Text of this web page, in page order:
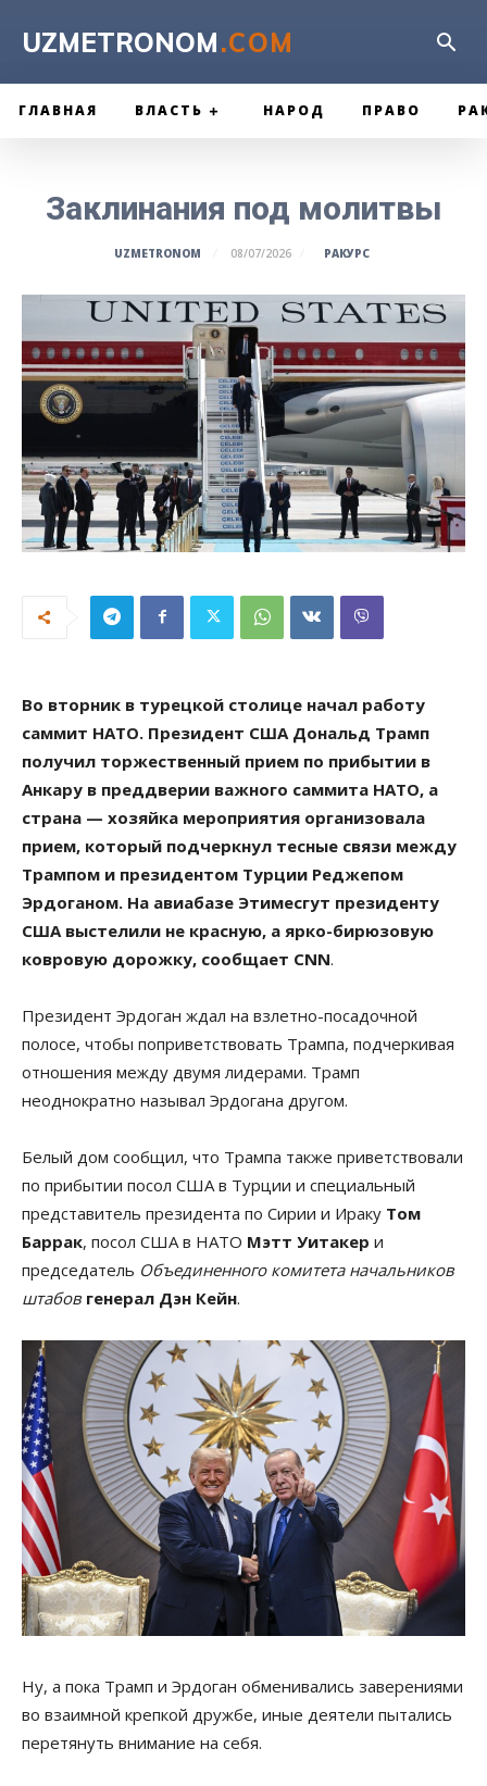
UZMETRONOM.COM
ГЛАВНАЯ ВЛАСТЬ НАРОД ПРАВО
Заклинания под молитвы
UZMETRONOM 08/07/2026 РАКУРС
Во вторник в турецкой столице начал работу
саммит НАТО. Президент США Дональд Трамп
получил торжественный прием по прибытии в
Анкару в преддверии важного саммита НАТО, а
страна — хозяйка мероприятия организовала
прием, который подчеркнул тесные связи между
Трампом и президентом Турции Реджепом
Эрдоганом. На авиабазе Этимесгут президенту
США выстелили не красную, а ярко-бирюзовую
ковровую дорожку, сообщает CNN.
Президент Эрдоган ждал на взлетно-посадочной
полосе, чтобы поприветствовать Трампа, подчеркивая
отношения между двумя лидерами. Трамп
неоднократно называл Эрдогана другом.
Белый дом сообщил, что Трампа также приветствовали
по прибытии посол США в Турции и специальный
представитель президента по Сирии и Ираку Том
Баррак, посол США в НАТО Мэтт Уитакер и
председатель Объединенного комитета начальников
штабов генерал Дэн Кейн.
Ну, а пока Трамп и Эрдоган обменивались заверениями
во взаимной крепкой дружбе, иные деятели пытались
перетянуть внимание на себя.